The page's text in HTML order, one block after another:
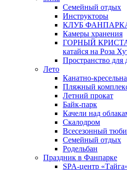
Семейный отдых
Инструкторы
КЛУБ
Камеры хранения
ГОРНЫЙ
катайся на Роза
Пространство для
Лето
Канатно-
Пляжный
Летний прокат
Байк-парк
Качели над
Скалодром
Всесезонный
Семейный отдых
Родельбан
Праздник в Фанпарке
SPA-центр